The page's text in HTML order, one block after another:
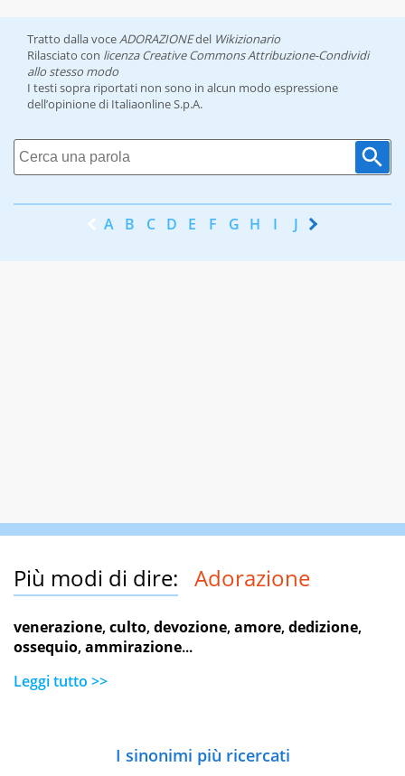
Tratto dalla voceADORAZIONEdel Wikizionario
Rilasciato con licenza Creative Commons Attribuzione-Condividi
allo stesso modo
I testi sopra riportati non sono in alcun modo espressione
dell’opinione di Italiaonline S.p.A.
A B C D E F G H I J K
Più modi di dire: Adorazione
venerazione,culto,devozione,amore,dedizione,
ossequio,ammirazione...
Leggi tutto >>
I sinonimi più ricercati